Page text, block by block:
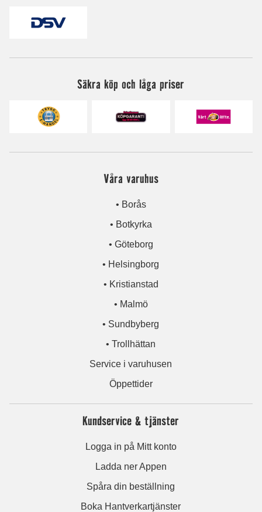
Säkra köp och låga priser
Våra varuhus
• Borås
• Botkyrka
• Göteborg
• Helsingborg
• Kristianstad
• Malmö
• Sundbyberg
• Trollhättan
Service i varuhusen
Öppettider
Kundservice & tjänster
Logga in på Mitt konto
Ladda ner Appen
Spåra din beställning
Boka Hantverkartjänster